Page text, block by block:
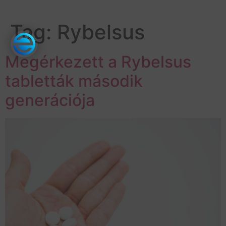
Tag: Rybelsus
Megérkezett a Rybelsus
tabletták második
generációja